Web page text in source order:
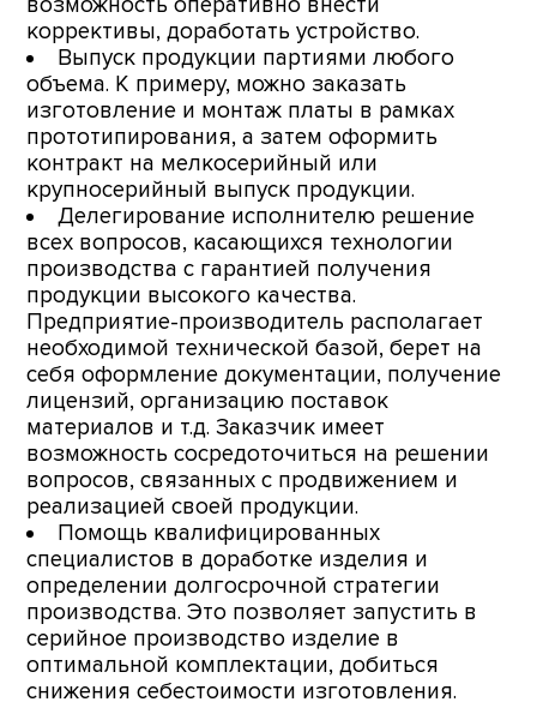
возможность оперативно внести
коррективы, доработать устройство.
Выпуск продукции партиями любого
объема. К примеру, можно заказать
изготовление и монтаж платы в рамках
прототипирования, а затем оформить
контракт на мелкосерийный или
крупносерийный выпуск продукции.
Делегирование исполнителю решение
всех вопросов, касающихся технологии
производства с гарантией получения
продукции высокого качества.
Предприятие-производитель располагает
необходимой технической базой, берет на
себя оформление документации, получение
лицензий, организацию поставок
материалов и т.д. Заказчик имеет
возможность сосредоточиться на решении
вопросов, связанных с продвижением и
реализацией своей продукции.
Помощь квалифицированных
специалистов в доработке изделия и
определении долгосрочной стратегии
производства. Это позволяет запустить в
серийное производство изделие в
оптимальной комплектации, добиться
снижения себестоимости изготовления.